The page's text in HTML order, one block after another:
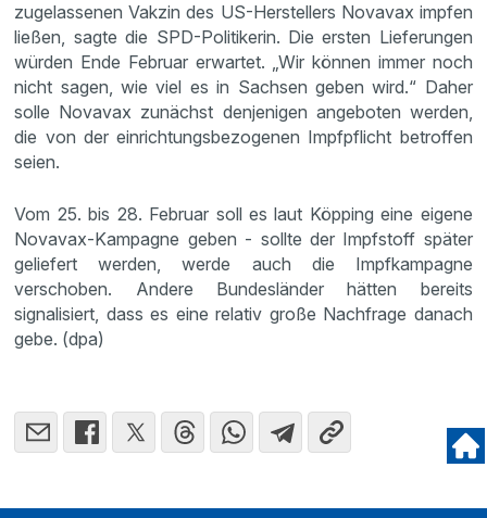
zugelassenen Vakzin des US-Herstellers Novavax impfen
ließen, sagte die SPD-Politikerin. Die ersten Lieferungen
würden Ende Februar erwartet. „Wir können immer noch
nicht sagen, wie viel es in Sachsen geben wird.“ Daher
solle Novavax zunächst denjenigen angeboten werden,
die von der einrichtungsbezogenen Impfpflicht betroffen
seien.
Vom 25. bis 28. Februar soll es laut Köpping eine eigene
Novavax-Kampagne geben - sollte der Impfstoff später
geliefert werden, werde auch die Impfkampagne
verschoben. Andere Bundesländer hätten bereits
signalisiert, dass es eine relativ große Nachfrage danach
gebe. (dpa)